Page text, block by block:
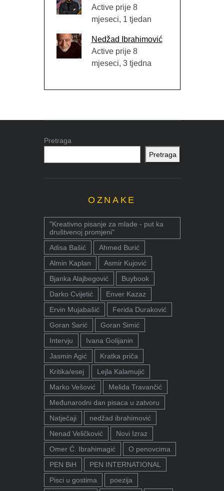
Active prije 8
mjeseci, 1 tjedan
Nedžad Ibrahimović
Active prije 8
mjeseci, 3 tjedna
Pretraga
Pretraga
OZNAKE
"Kreativno pisanje za mlade - put ka
društvenoj promjeni"
Adisa Bašić
Ahmed Burić
Almin Kaplan
Asmir Kujović
Bjanka Alajbegović
Buybook
Darko Cvijetić
Enver Kazaz
Ervin Mujabašić
Ferida Duraković
Goran Sarić
Goran Simić
Intervju
Ivana Golijanin
Jasmin Agić
Kratka priča
Kritika/esej
Lejla Kalamujić
Marko Vešović
Melida Travančić
Međunarodni dan pisaca u zatvoru
Natječaji
nedžad ibrahimović
Nenad Veličković
Novi Izraz
Omer Ć. Ibrahimagić
O penovcima
PEN BiH
PEN INTERNATIONAL
Pisci u gostima
poezija